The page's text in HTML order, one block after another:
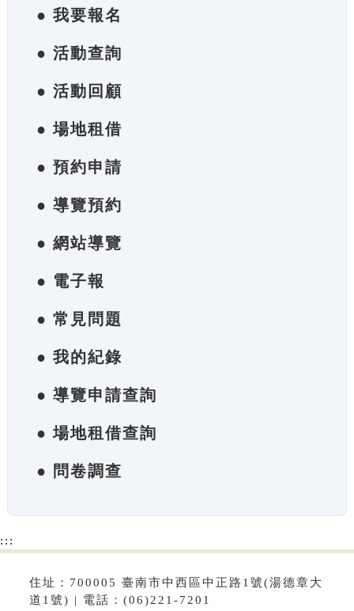
● 我要報名
● 活動查詢
● 活動回顧
● 場地租借
● 預約申請
● 導覽預約
● 網站導覽
● 電子報
● 常見問題
● 我的紀錄
● 導覽申請查詢
● 場地租借查詢
● 問卷調查
:::
住址：700005 臺南市中西區中正路1號(湯德章大
道1號) | 電話：(06)221-7201